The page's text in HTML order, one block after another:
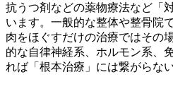
抗うつ剤などの薬物療法など「
います。一般的な整体や整骨院
肉をほぐすだけの治療ではその
的な自律神経系、ホルモン系、
れば「根本治療」には繋がらな